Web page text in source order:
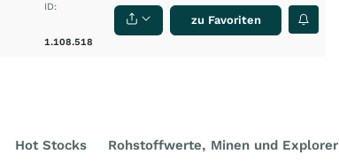
ID:
1.108.518
zu Favoriten
Hot Stocks Rohstoffwerte, Minen und Explorer